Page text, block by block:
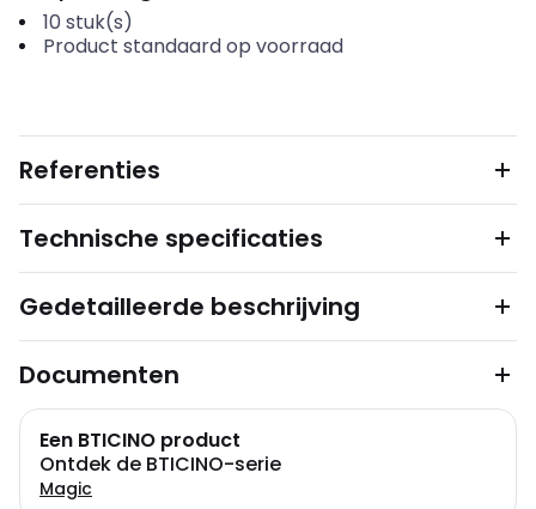
10 stuk(s)
Product standaard op voorraad
Referenties
Technische specificaties
Gedetailleerde beschrijving
Documenten
Een BTICINO product
Ontdek de BTICINO-serie
Magic